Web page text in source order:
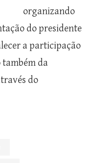
organizando
do presidente
a participação
da
do